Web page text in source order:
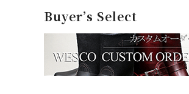
Buyer’s Select